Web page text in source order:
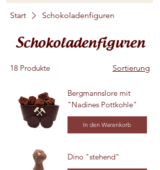
Start Schokoladenfiguren
Schokoladenfiguren
18 Produkte Sortierung
Bergmannslore mit
"Nadines Pottkohle"
In den Warenkorb
Dino "stehend"